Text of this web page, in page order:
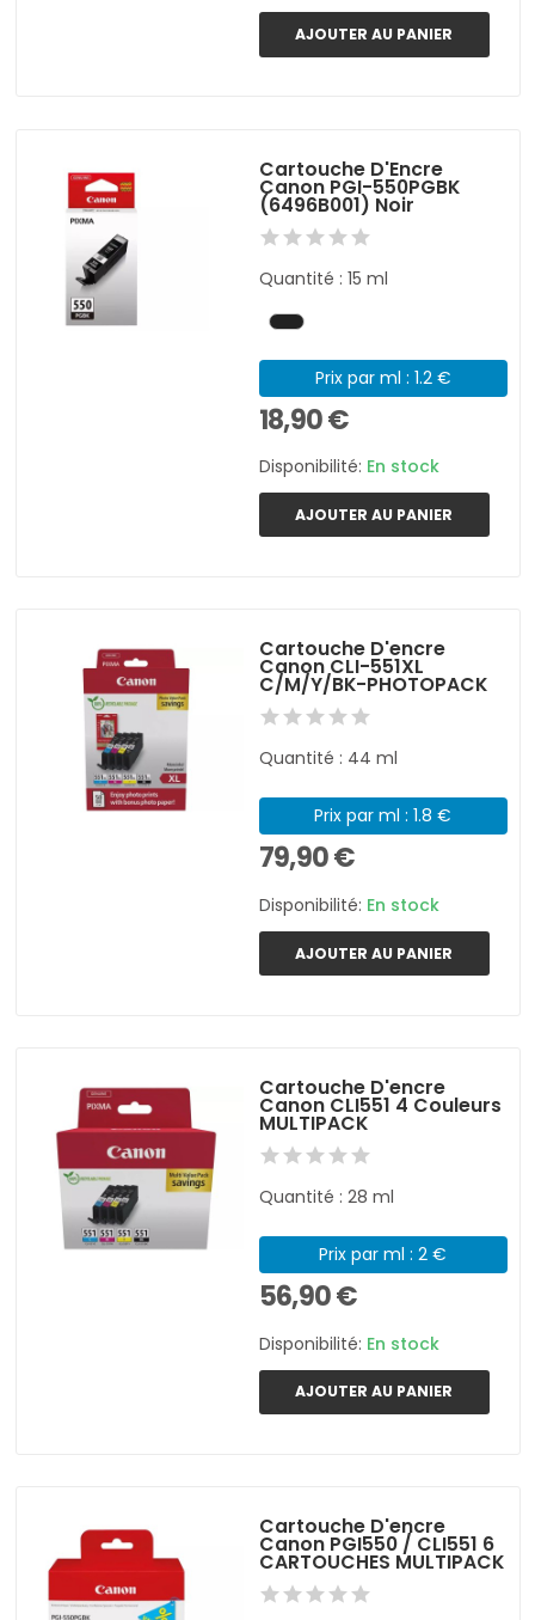
AJOUTER AU PANIER
Cartouche D'Encre
Canon PGI-550PGBK
(6496B001) Noir
Quantité : 15 ml
Prix par ml : 1.2 €
18,90 €
Disponibilité: En stock
AJOUTER AU PANIER
Cartouche D'encre
Canon CLI-551XL
C/M/Y/BK-PHOTOPACK
Quantité : 44 ml
Prix par ml : 1.8 €
79,90 €
Disponibilité: En stock
AJOUTER AU PANIER
Cartouche D'encre
Canon CLI551 4 Couleurs
MULTIPACK
Quantité : 28 ml
Prix par ml : 2 €
56,90 €
Disponibilité: En stock
AJOUTER AU PANIER
Cartouche D'encre
Canon PGI550 / CLI551 6
CARTOUCHES MULTIPACK